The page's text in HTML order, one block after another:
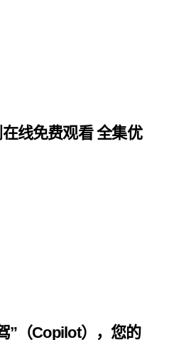
线免费观看 全集优
”（Copilot），您的